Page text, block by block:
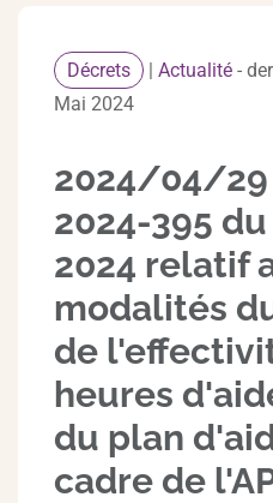
Décrets | Actualité -
Mai 2024
2024/04/29
2024-395
2024 relatif
modalités
de
heures
du plan
cadre de